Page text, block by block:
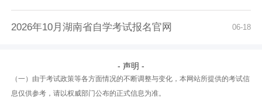
06-18
2026年10月湖南省自学考试报名官网
- 声明 -
（一）由于考试政策等各方面情况的不断调整与变化，本网站所提供的考试信
息仅供参考，请以权威部门公布的正式信息为准。